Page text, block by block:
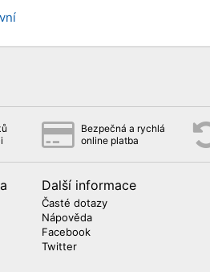
Bezpečná a rychlá
online platba
Další informace
Časté dotazy
Nápověda
Facebook
Twitter